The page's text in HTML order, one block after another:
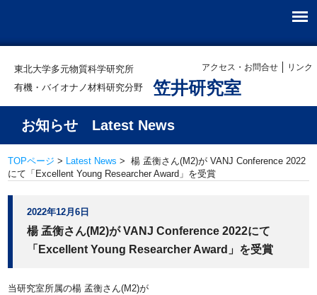
東北大学多元物質科学研究所
有機・バイオナノ材料研究分野
笠井研究室
アクセス・お問合せ リンク
お知らせ Latest News
TOPページ > Latest News > 楊 孟衡さん(M2)が VANJ Conference 2022
にて「Excellent Young Researcher Award」を受賞
2022年12月6日
楊 孟衡さん(M2)が VANJ Conference 2022にて
「Excellent Young Researcher Award」を受賞
当研究室所属の楊 孟衡さん(M2)が